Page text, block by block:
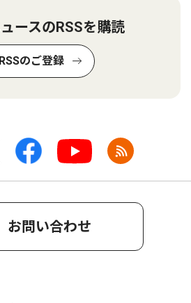
ースのRSSを購読
RSSのご登録
お問い合わせ